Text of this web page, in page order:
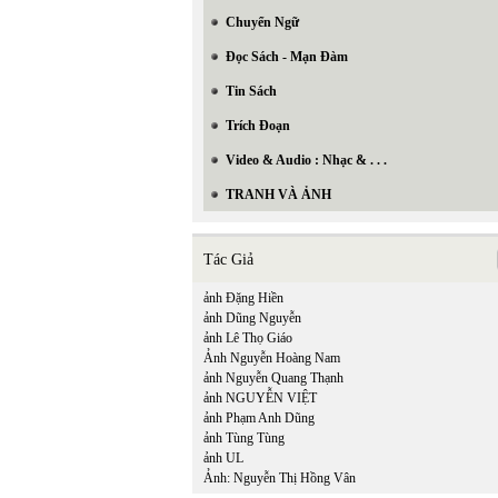
Chuyển Ngữ
Đọc Sách - Mạn Đàm
Tin Sách
Trích Đoạn
Video & Audio : Nhạc & . . .
TRANH VÀ ẢNH
Tác Giả
ảnh Đặng Hiền
ảnh Dũng Nguyễn
ảnh Lê Thọ Giáo
Ảnh Nguyễn Hoàng Nam
ảnh Nguyễn Quang Thạnh
ảnh NGUYỄN VIỆT
ảnh Phạm Anh Dũng
ảnh Tùng Tùng
ảnh UL
Ảnh: Nguyễn Thị Hồng Vân